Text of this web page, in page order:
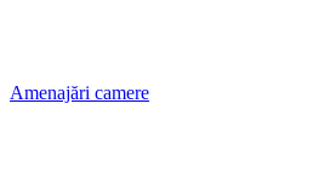
Amenajări camere